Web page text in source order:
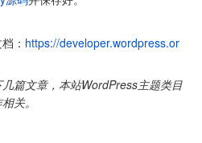
： https://developer.wordpress.or
篇文章，本站WordPress主题类目
关。